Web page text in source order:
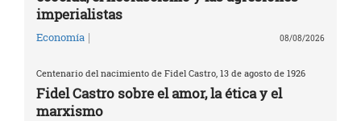
imperialistas
Economía | 08/08/2026
Centenario del nacimiento de Fidel Castro, 13 de agosto de 1926
Fidel Castro sobre el amor, la ética y el
marxismo